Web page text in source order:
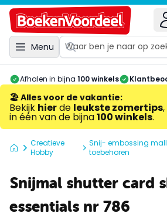
Menu
Afhalen in bijna 100 winkels
🏖️ Alles voor de vakantie:
Bekijk hierde leukste zomertips
in één van de bijna100 winkels.
Creatieve
Hobby
Snij- embossing
toebehoren
Snijmal shutter card
essentials nr 786